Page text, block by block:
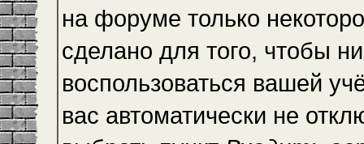
на форуме только
сделано для того, чтобы
воспользоваться вашей
вас автоматически не